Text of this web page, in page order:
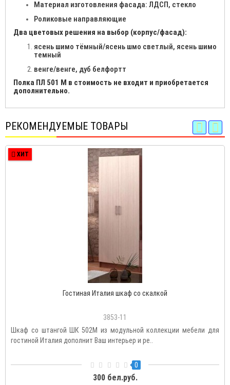
Материал изготовления фасада: ЛДСП, стекло
Роликовые направляющие
Два цветовых решения на выбор (корпус/фасад):
ясень шимо тёмный/ясень шмо светлый, ясень шимо
темный
венге/венге, дуб белфортт
Полка ПЛ 501 М в стоимость не входит и приобретается
дополнительно.
РЕКОМЕНДУЕМЫЕ ТОВАРЫ
ХИТ
Гостиная Италия шкаф со скалкой
3853-11
Шкаф со штангой ШК 502М из модульной коллекции мебели для
гостиной Италия дополнит Ваш интерьер и ре..
0
300 бел.руб.